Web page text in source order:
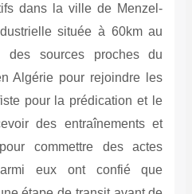
dans la ville de Menzel-
située à 60km au
sources proches du
Algérie pour rejoindre les
pour la prédication et le
des entraînements et
commettre des actes
eux ont confié que